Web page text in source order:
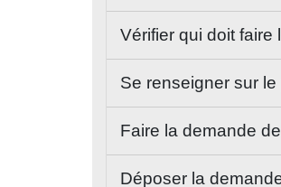
Vérifier qui doit
Se renseigner sur
Faire la demande
Déposer la